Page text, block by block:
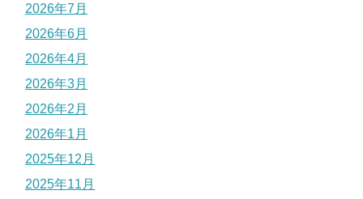
2026年7月
2026年6月
2026年4月
2026年3月
2026年2月
2026年1月
2025年12月
2025年11月